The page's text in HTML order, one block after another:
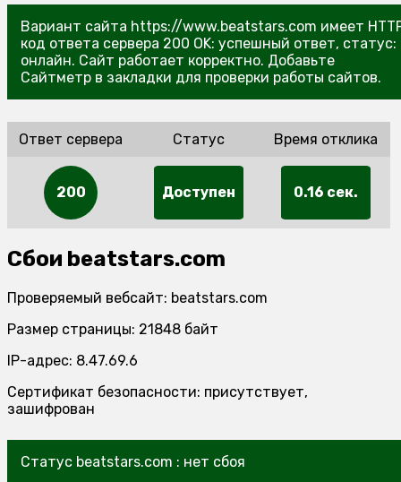
Вариант сайта https://www.beatstars.com имеет
код ответа сервера 200 OK: успешный ответ, статус:
онлайн. Сайт работает корректно. Добавьте
Сайтметр в закладки для проверки работы сайтов.
Ответ сервера
200
Статус
Доступен
Время отклика
0.16 сек.
Сбои beatstars.com
Проверяемый вебсайт: beatstars.com
Размер страницы: 21848 байт
IP-адрес: 8.47.69.6
Сертификат безопасности: присутствует,
зашифрован
Статус beatstars.com : нет сбоя